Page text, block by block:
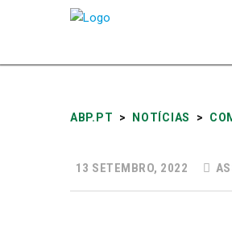
ABP.PT > NOTÍCIAS >
13 SETEMBRO, 2022